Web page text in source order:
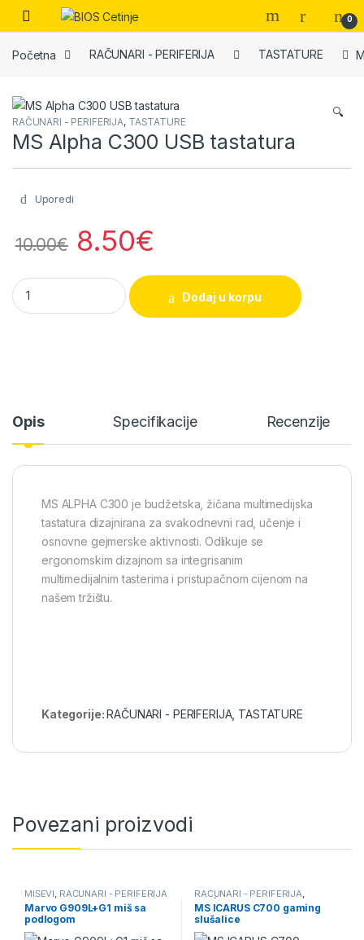
Skip to navigation
Skip to content
Open 0
Početna RAČUNARI - PERIFERIJA TASTATURE
🔍
RAČUNARI - PERIFERIJA, TASTATURE
MS Alpha C300 USB tastatura
Uporedi
10.00€ 8.50€
MS Alpha C300 USB tastatura quantity
Dodaj u korpu
Opis Specifikacije Recenzije
MS ALPHA C300 je budžetska, žičana multimedijska
tastatura dizajnirana za svakodnevni rad, učenje i
osnovne gejmerske aktivnosti. Odlikuje se
ergonomskim dizajnom sa integrisanim
multimedijalnim tasterima i pristupačnom cijenom na
našem tržištu.
Kategorije:RAČUNARI - PERIFERIJA, TASTATURE
Povezani proizvodi
MIŠEVI RAČUNARI - PERIFERIJA
Marvo G909L+G1 miš sa
podlogom
RAČUNARI - PERIFERIJA
SLUŠALICE
MS ICARUS C700 gaming
slušalice